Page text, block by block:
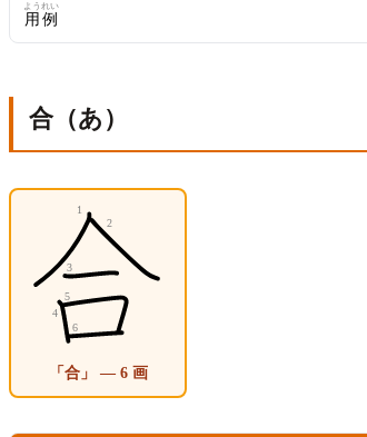
用例
ようれい
合（あ）
「合」 — 6 画